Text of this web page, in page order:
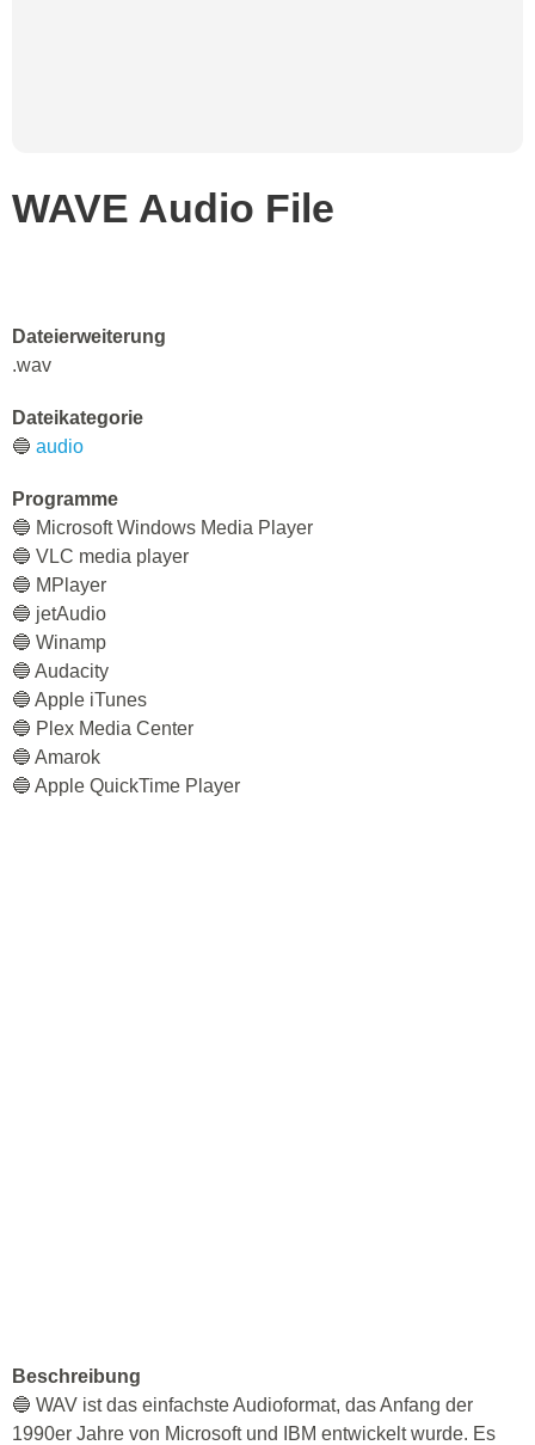
WAVE Audio File
Dateierweiterung
.wav
Dateikategorie
🔵 audio
Programme
🔵 Microsoft Windows Media Player
🔵 VLC media player
🔵 MPlayer
🔵 jetAudio
🔵 Winamp
🔵 Audacity
🔵 Apple iTunes
🔵 Plex Media Center
🔵 Amarok
🔵 Apple QuickTime Player
Beschreibung
🔵 WAV ist das einfachste Audioformat, das Anfang der
1990er Jahre von Microsoft und IBM entwickelt wurde. Es